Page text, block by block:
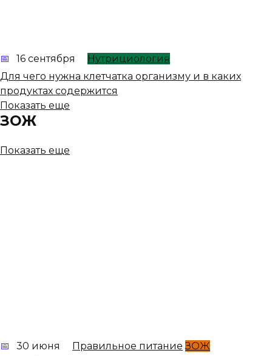
16 сентября
Нутрициология
Для чего нужна клетчатка организму и в каких
продуктах содержится
Показать еще
ЗОЖ
Показать еще
30 июня Правильное питание ЗОЖ